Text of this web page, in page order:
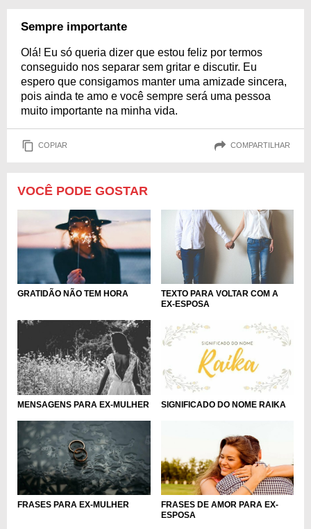
Sempre importante
Olá! Eu só queria dizer que estou feliz por termos
conseguido nos separar sem gritar e discutir. Eu
espero que consigamos manter uma amizade sincera,
pois ainda te amo e você sempre será uma pessoa
muito importante na minha vida.
COPIAR COMPARTILHAR
VOCÊ PODE GOSTAR
GRATIDÃO NÃO TEM HORA
TEXTO PARA VOLTAR COM A
EX-ESPOSA
MENSAGENS PARA EX-MULHER SIGNIFICADO DO NOME RAIKA
FRASES PARA EX-MULHER
FRASES DE AMOR PARA EX-
ESPOSA